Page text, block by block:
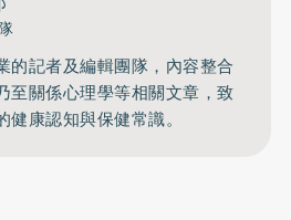
的記者及編輯團隊，內容整合
至關係心理學等相關文章，致
康認知與保健常識。